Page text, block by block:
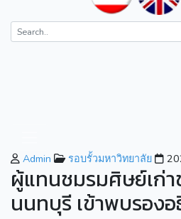
Admin รอบรั้วมหาวิทยาลัย
ผู้แทนชมรมศิษย์เก่า
นนทบุรี เข้าพบรอง